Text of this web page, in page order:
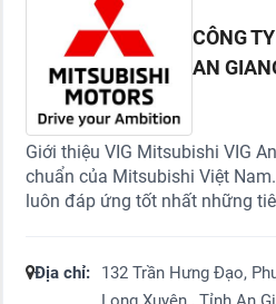
CÔNG
AN
Giới thiệu VIG Mitsubishi VIG
chuẩn của Mitsubishi Việt
luôn đáp ứng tốt nhất những
Địa chỉ:
132 Trần Hưng Đạo,